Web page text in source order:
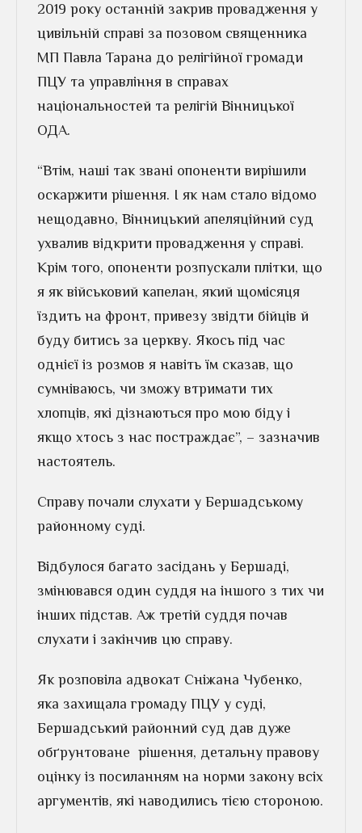
2019 року останній закрив провадження у
ци­вільній справі за позовом священника
МП Павла Тарана до релігійної громади
ПЦУ та управління в справах
національностей та релігій Вінницької
ОДА.
“Втім, наші так звані опоненти вирішили
оскаржити рішення. І як нам стало відомо
нещодавно, Він­ни­цький апеляційний суд
ухвалив відкрити провадження у справі.
Крім того, опоненти розпускали плітки, що
я як військовий капелан, який щомісяця
їздить на фронт, привезу звідти бійців й
буду битись за церкву. Якось під час
однієї із розмов я навіть їм сказав, що
сумніваюсь, чи зможу втримати тих
хлопців, які дізнаються про мою біду і
якщо хтось з нас постраждає”, – зазначив
настоятель.
Справу почали слухати у Бершадському
районному суді.
Відбулося багато засідань у Бершаді,
змінювався один суддя на іншого з тих чи
інших підстав. Аж третій суддя почав
слухати і закінчив цю справу.
Як розповіла адвокат Сніжана Чубенко,
яка захищала громаду ПЦУ у суді,
Бершадський районний суд дав дуже
обґрунтоване рішення, детальну правову
оцінку із посиланням на норми закону всіх
аргументів, які наводились тією стороною.